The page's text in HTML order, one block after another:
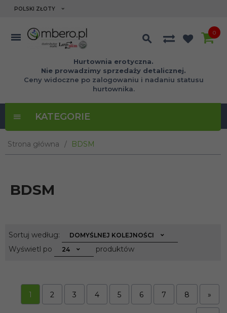
currency_h
POLSKI ZŁOTY
Hurtownia erotyczna.
Nie prowadzimy sprzedaży detalicznej.
Ceny widoczne po zalogowaniu i nadaniu statusu
hurtownika.
0
KATEGORIE
Strona główna BDSM
BDSM
Sortuj według: sortDOMYŚLNEJ KOLEJNOŚCI
Wyświetl po pop
24 produktów
1 2 3 4 5 6 7 8 »